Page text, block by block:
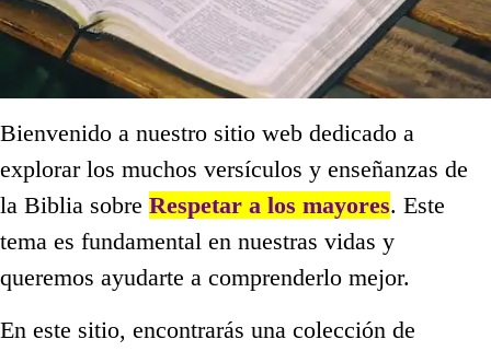
Bienvenido a nuestro sitio web dedicado a
explorar los muchos versículos y enseñanzas de
la Biblia sobre Respetar a los mayores. Este
tema es fundamental en nuestras vidas y
queremos ayudarte a comprenderlo mejor.
En este sitio, encontrarás una colección de